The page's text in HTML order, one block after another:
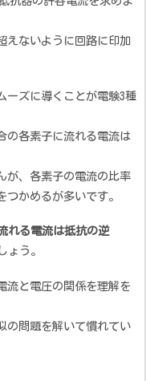
えないように回路に印加
ーズに導くことが電験3種
の各素子に流れる電流は
が、各素子の電流の比率
かめるが多いです。
れる電流は抵抗の逆
ょう。
流と電圧の関係を理解を
の問題を解いて慣れてい